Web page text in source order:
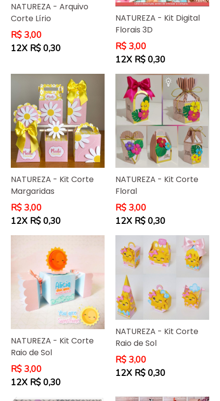
NATUREZA - Arquivo
Corte Lírio
Preço
normal
R$ 3,00
12X R$ 0,30
NATUREZA - Kit Digital
Florais 3D
Preço
normal
R$ 3,00
12X R$ 0,30
NATUREZA - Kit Corte
Margaridas
Preço
normal
R$ 3,00
12X R$ 0,30
NATUREZA - Kit Corte
Floral
Preço
normal
R$ 3,00
12X R$ 0,30
NATUREZA - Kit Corte
Raio de Sol
Preço
normal
R$ 3,00
12X R$ 0,30
NATUREZA - Kit Corte
Raio de Sol
Preço
normal
R$ 3,00
12X R$ 0,30